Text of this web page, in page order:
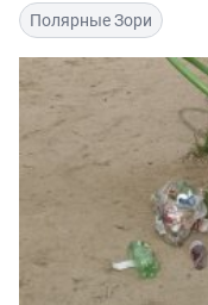
Полярные Зори